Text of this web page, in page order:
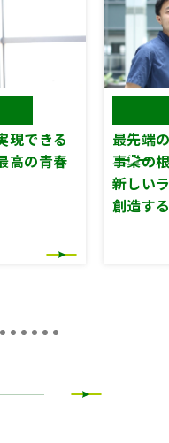
現できる
高の青春
最先端
事業の
新しい
創造す